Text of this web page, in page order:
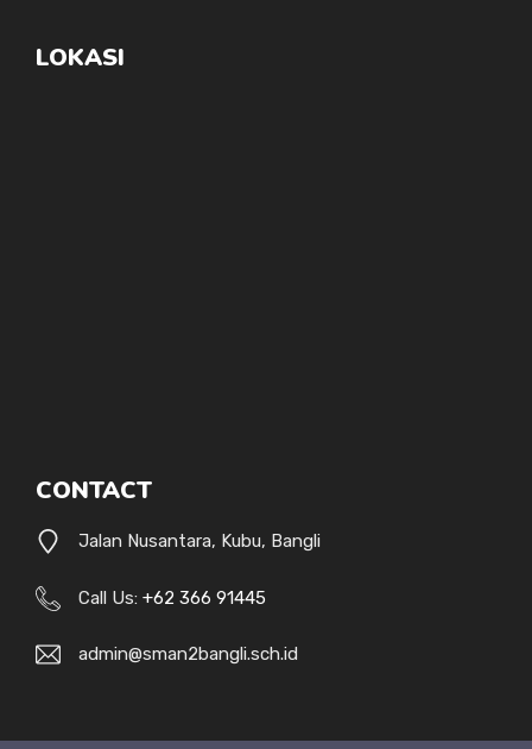
LOKASI
CONTACT
Jalan Nusantara, Kubu, Bangli
Call Us: +62 366 91445
admin@sman2bangli.sch.id